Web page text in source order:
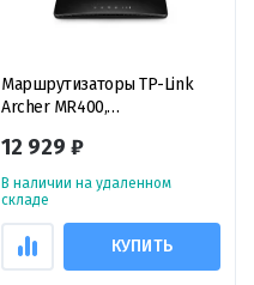
Маршрутизаторы TP-Link
Archer MR400,
маршрутизатор
12 929 ₽
В наличии на удаленном
складе
КУПИТЬ